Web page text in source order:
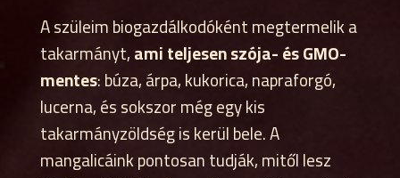
A szüleim biogazdálkodóként megtermelik a
takarmányt,ami teljesen szója- és GMO-
mentes: búza, árpa, kukorica, napraforgó,
lucerna, és sokszor még egy kis
takarmányzöldség is kerül bele. A
mangalicáink pontosan tudják, mitől lesz